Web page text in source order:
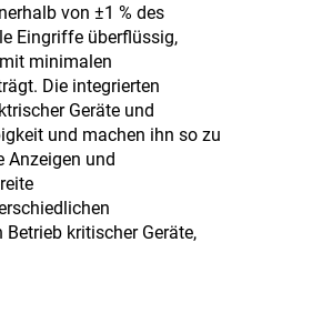
Eingang und 380
V Ausgang
von ±1 % des
Eingriffe überflüssig,
minimalen
Die integrierten
Geräte und
und machen ihn so zu
Anzeigen und
kritischer Geräte,